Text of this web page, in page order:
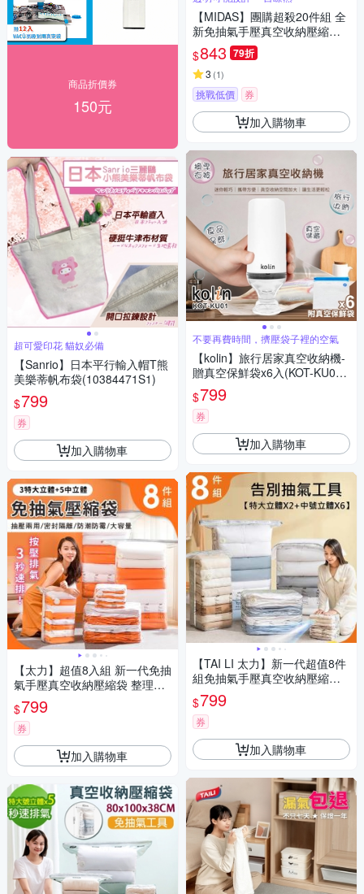
商品折價券
150元
超可愛印花 貓奴必備
【Sanrio】日本平行輸入帽T熊
美樂蒂帆布袋(10384471S1)
$799
券
加入購物車
【太力】超值8入組 新一代免抽
氣手壓真空收納壓縮袋 整理袋
(特大x3+立體中x5 棉被換季收
納)
$799
券
加入購物車
【MIDAS】團購超殺20件組 全
新免抽氣手壓真空收納壓縮袋
(真空壓縮/收納袋/旅行收納/手
壓收納)
$843 79折
3 (1)
挑戰低價 券
加入購物車
不要再費時間，擠壓袋子裡的空氣
【kolin】旅行居家真空收納機-
贈真空保鮮袋x6入(KOT-KU01-
6)
$799
券
加入購物車
【TAI LI 太力】新一代超值8件
組免抽氣手壓真空收納壓縮袋
(2特大立體+6中號立體)
$799
券
加入購物車